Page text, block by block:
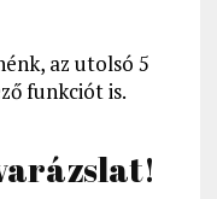
az utolsó 5
funkciót is.